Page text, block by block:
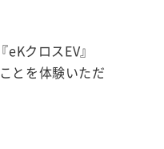
クロスEV』
とを体験いただ